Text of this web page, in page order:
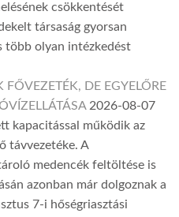
csökkentését
társaság gyorsan
több olyan intézkedést
DE EGYELŐRE
2026-08-07
kapacitással működik az
távvezetéke. A
medencék feltöltése is
azonban már dolgoznak a
7-i hőségriasztási